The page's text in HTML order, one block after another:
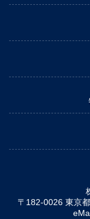
〒182-0026 東京